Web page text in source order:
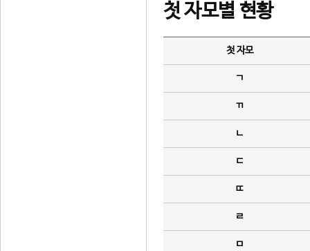
첫 자모별 현황
첫 자모
ㄱ
ㄲ
ㄴ
ㄷ
ㄸ
ㄹ
ㅁ